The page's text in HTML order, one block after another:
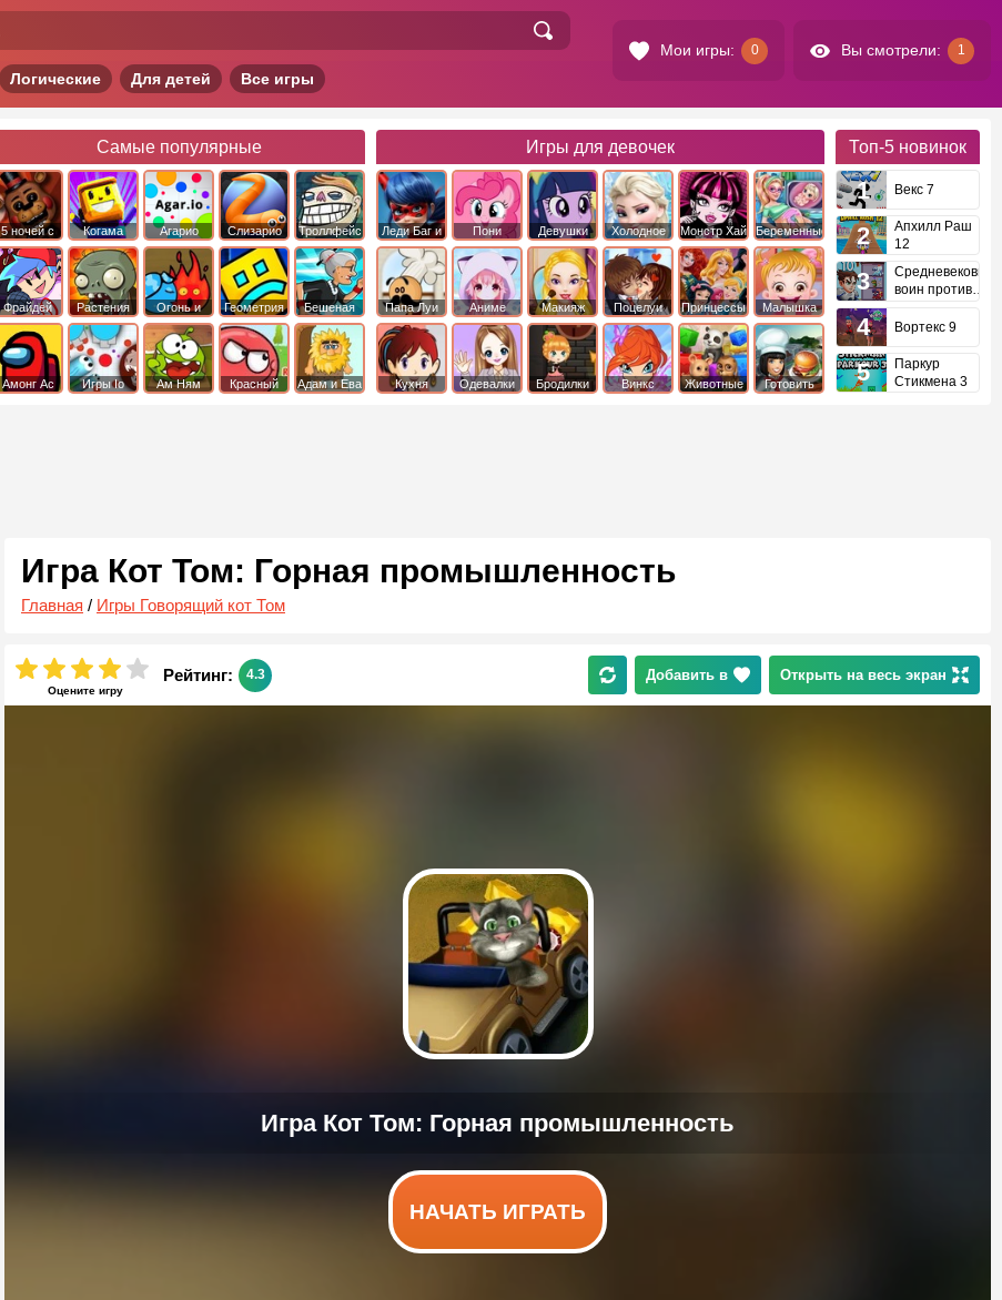
Мои игры: 0 Вы смотрели: 1
Логические Для детей Все игры
Самые популярные
5 ночей с
фредди
Когама Агарио Слизарио
Троллфейс
квест
Фрайдей
Найт
Фанкин
Растения
против
Зомби
Огонь и
Вода
Геометрия
Даш
Бешеная
бабка
сбежала из
психушки
Амонг Ас Игры Io Ам Ням
Красный
Адам и Ева
Игры для девочек
Леди Баг и
Супер Кот
Пони
Дружба это
Девушки
Эквестрии
Холодное
Сердце
Монстр Хай Беременные
Папа Луи Аниме Макияж Поцелуи
Принцессы
Диснея
Малышка
Хейзел
Кухня
Одевалки Бродилки Винкс Животные
Готовить
Топ-5 новинок
Векс 7
Апхилл Раш
12
Средневековый
воин против
Вортекс 9
Паркур
Стикмена 3
Игра Кот Том: Горная промышленность
Главная / Игры Говорящий кот Том
Оцените игру
Рейтинг: 4.3 Добавить в Открыть на весь экран
НАЧАТЬ ИГРАТЬ